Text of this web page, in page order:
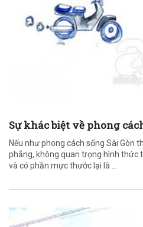
Sự khác biệt về phong
Nếu như phong cách sống Sài Gòn
phẳng, không quan trọng hình thức
và có phần mực thước lại là ...